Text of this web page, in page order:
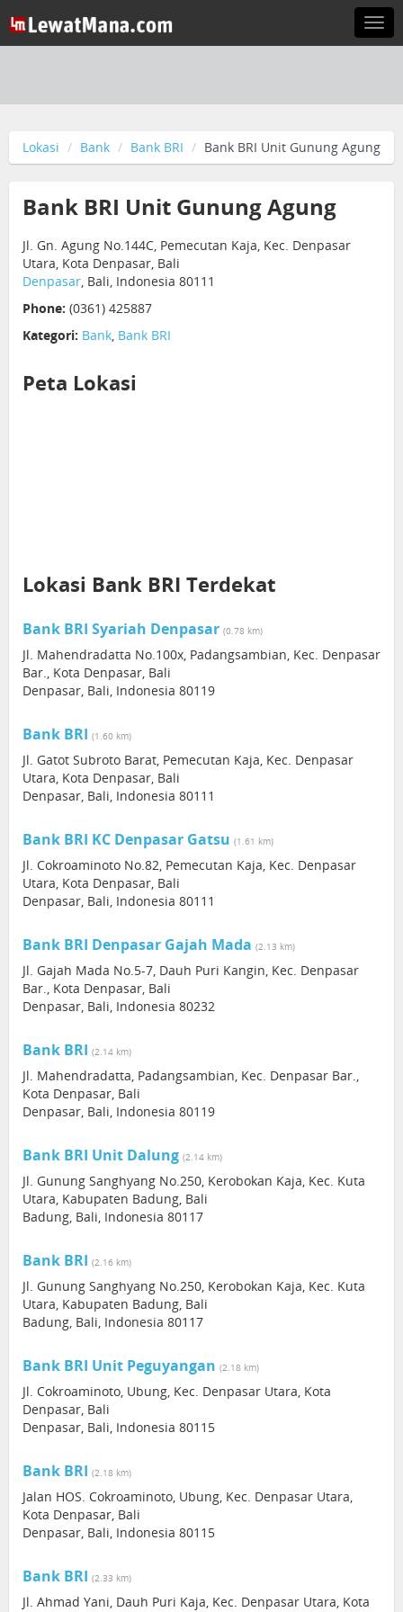
Lokasi Bank Bank BRI Bank BRI Unit Gunung Agung
Bank BRI Unit Gunung Agung
Jl. Gn. Agung No.144C, Pemecutan Kaja, Kec. Denpasar
Utara, Kota Denpasar, Bali
Denpasar, Bali, Indonesia 80111
Phone: (0361) 425887
Kategori: Bank, Bank BRI
Peta Lokasi
Lokasi Bank BRI Terdekat
Bank BRI Syariah Denpasar (0.78 km)
Jl. Mahendradatta No.100x, Padangsambian, Kec. Denpasar
Bar., Kota Denpasar, Bali
Denpasar, Bali, Indonesia 80119
Bank BRI (1.60 km)
Jl. Gatot Subroto Barat, Pemecutan Kaja, Kec. Denpasar
Utara, Kota Denpasar, Bali
Denpasar, Bali, Indonesia 80111
Bank BRI KC Denpasar Gatsu (1.61 km)
Jl. Cokroaminoto No.82, Pemecutan Kaja, Kec. Denpasar
Utara, Kota Denpasar, Bali
Denpasar, Bali, Indonesia 80111
Bank BRI Denpasar Gajah Mada (2.13 km)
Jl. Gajah Mada No.5-7, Dauh Puri Kangin, Kec. Denpasar
Bar., Kota Denpasar, Bali
Denpasar, Bali, Indonesia 80232
Bank BRI (2.14 km)
Jl. Mahendradatta, Padangsambian, Kec. Denpasar Bar.,
Kota Denpasar, Bali
Denpasar, Bali, Indonesia 80119
Bank BRI Unit Dalung (2.14 km)
Jl. Gunung Sanghyang No.250, Kerobokan Kaja, Kec. Kuta
Utara, Kabupaten Badung, Bali
Badung, Bali, Indonesia 80117
Bank BRI (2.16 km)
Jl. Gunung Sanghyang No.250, Kerobokan Kaja, Kec. Kuta
Utara, Kabupaten Badung, Bali
Badung, Bali, Indonesia 80117
Bank BRI Unit Peguyangan (2.18 km)
Jl. Cokroaminoto, Ubung, Kec. Denpasar Utara, Kota
Denpasar, Bali
Denpasar, Bali, Indonesia 80115
Bank BRI (2.18 km)
Jalan HOS. Cokroaminoto, Ubung, Kec. Denpasar Utara,
Kota Denpasar, Bali
Denpasar, Bali, Indonesia 80115
Bank BRI (2.33 km)
Jl. Ahmad Yani, Dauh Puri Kaja, Kec. Denpasar Utara, Kota